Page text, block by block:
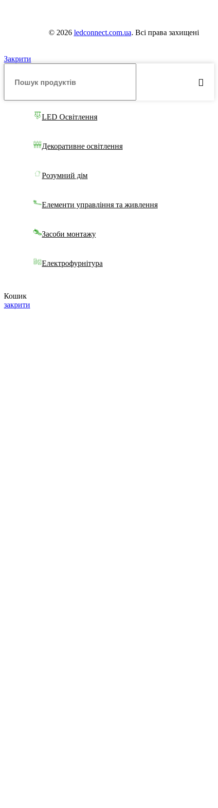
© 2026 ledconnect.com.ua. Всі права захищені
Закрити
LED Освітлення
Декоративне освітлення
Розумний дім
Елементи управління та живлення
Засоби монтажу
Електрофурнітура
Кошик
закрити